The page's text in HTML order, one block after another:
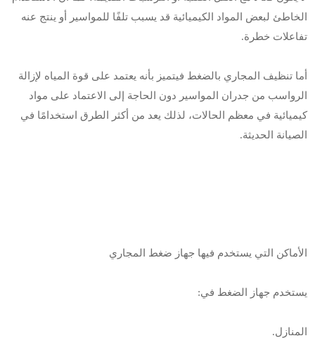
الخاطئ لبعض المواد الكيميائية قد يسبب تلفًا للمواسير أو ينتج عنه
تفاعلات خطرة.
أما تنظيف المجاري بالضغط فيتميز بأنه يعتمد على قوة المياه لإزالة
الرواسب من جدران المواسير دون الحاجة إلى الاعتماد على مواد
كيميائية في معظم الحالات، لذلك يعد من أكثر الطرق استخدامًا في
الصيانة الحديثة.
الأماكن التي يستخدم فيها جهاز ضغط المجاري
يستخدم جهاز الضغط في:
المنازل.